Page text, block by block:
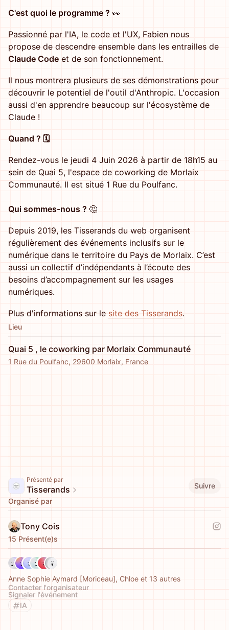
C'est quoi le programme ? 👀
Passionné par l'IA, le code et l'UX, Fabien nous
propose de descendre ensemble dans les entrailles de
Claude Code et de son fonctionnement.
Il nous montrera plusieurs de ses démonstrations pour
découvrir le potentiel de l'outil d'Anthropic. L'occasion
aussi d'en apprendre beaucoup sur l'écosystème de
Claude !
Quand ? 🗓️
Rendez-vous le jeudi 4 Juin 2026 à partir de 18h15 au
sein de Quai 5, l'espace de coworking de Morlaix
Communauté. Il est situé 1 Rue du Poulfanc.
Qui sommes-nous ? 🤔
Depuis 2019, les Tisserands du web organisent
régulièrement des événements inclusifs sur le
numérique dans le territoire du Pays de Morlaix. C’est
aussi un collectif d’indépendants à l’écoute des
besoins d’accompagnement sur les usages
numériques.
Plus d'informations sur le site des Tisserands.
Lieu
Quai 5 , le coworking par Morlaix Communauté
1 Rue du Poulfanc, 29600 Morlaix, France
Présenté par
Tisserands
Suivre
Organisé par
Tony Cois
15 Présent(e)s
Anne Sophie Aymard [Moriceau], Chloe et 13 autres
Contacter l'organisateur
Signaler l'événement
IA